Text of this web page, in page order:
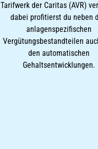
Tarifwerk der Caritas (AVR)
dabei profitierst du neben
anlagenspezifischen
Vergütungsbestandteilen
den automatischen
Gehaltsentwicklungen.